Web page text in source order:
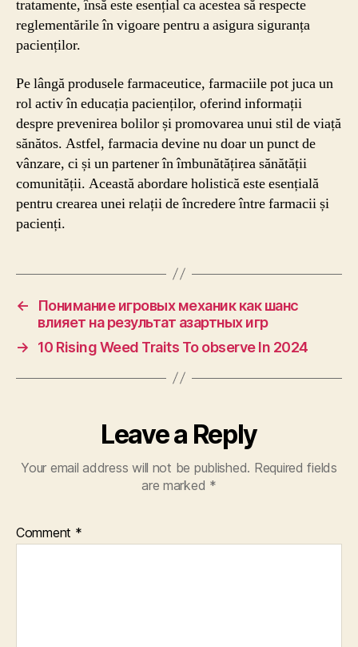
tratamente, însă este esențial ca acestea să respecte
reglementările în vigoare pentru a asigura siguranța
pacienților.
Pe lângă produsele farmaceutice, farmaciile pot juca un
rol activ în educația pacienților, oferind informații
despre prevenirea bolilor și promovarea unui stil de viață
sănătos. Astfel, farmacia devine nu doar un punct de
vânzare, ci și un partener în îmbunătățirea sănătății
comunității. Această abordare holistică este esențială
pentru crearea unei relații de încredere între farmacii și
pacienți.
←
Понимание игровых механик как шанс
влияет на результат азартных игр
→
10 Rising Weed Traits To observe In 2024
Leave a Reply
Your email address will not be published. Required fields
are marked *
Comment *